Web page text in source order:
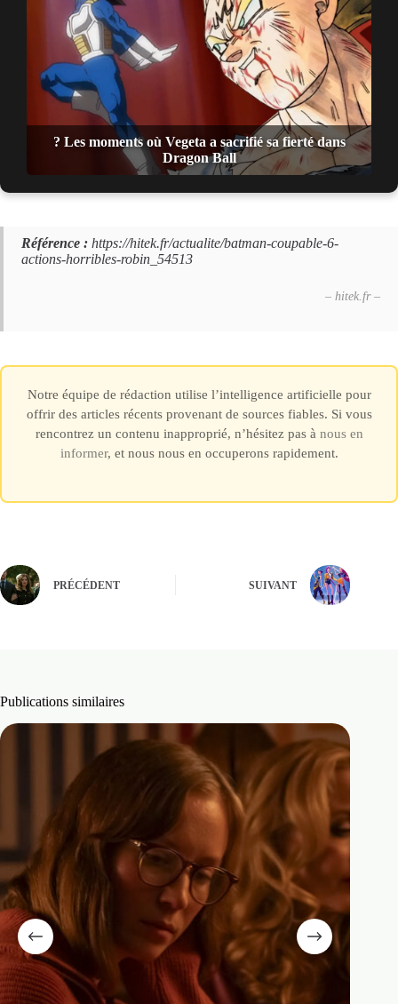
? Les moments où Vegeta a sacrifié sa fierté dans
Dragon Ball
Référence : https://hitek.fr/actualite/batman-coupable-6-
actions-horribles-robin_54513
– hitek.fr –
Notre équipe de rédaction utilise l’intelligence artificielle pour
offrir des articles récents provenant de sources fiables. Si vous
rencontrez un contenu inapproprié, n’hésitez pas à nous en
informer, et nous nous en occuperons rapidement.
PRÉCÉDENT SUIVANT
Publications similaires